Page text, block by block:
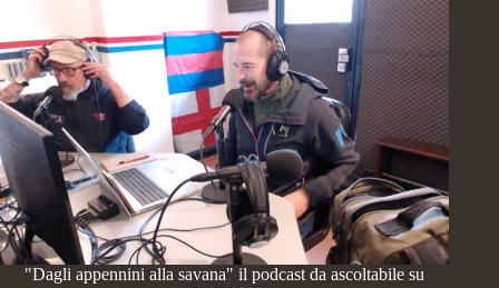
"Dagli appennini alla savana" il podcast da ascoltabile su